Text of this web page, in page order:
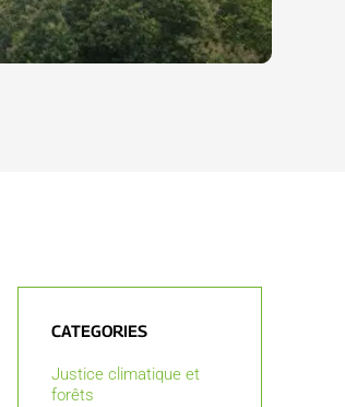
CATEGORIES
Justice climatique et
forêts